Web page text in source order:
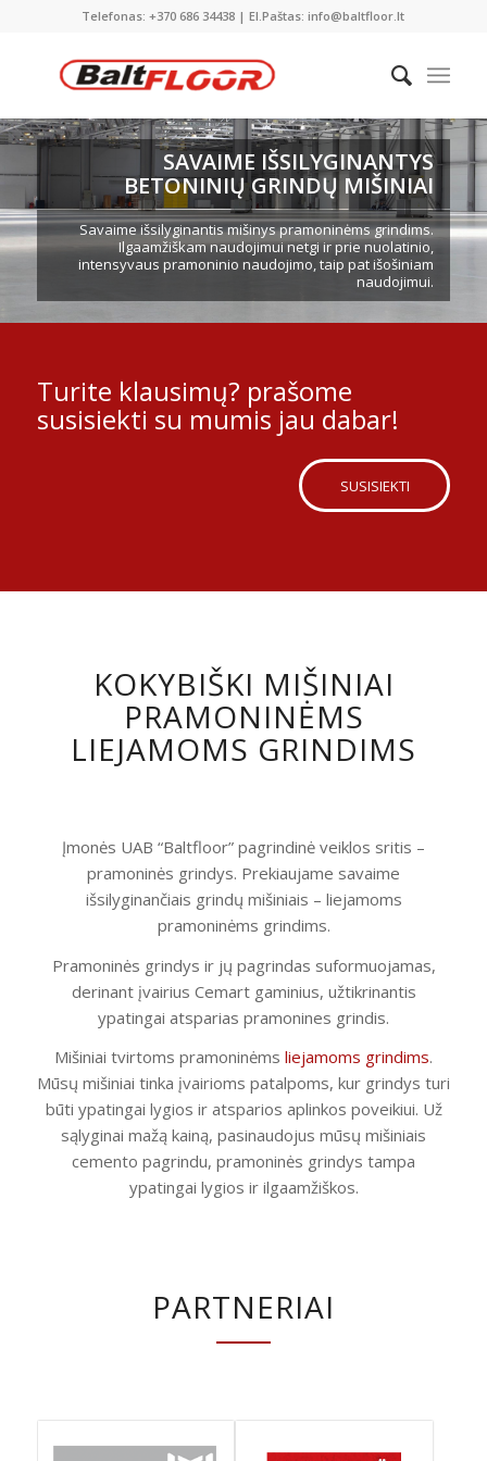
Telefonas: +370 686 34438 | El.Paštas: info@baltfloor.lt
SAVAIME IŠSILYGINANTYS
BETONINIŲ GRINDŲ MIŠINIAI
Savaime išsilyginantis mišinys pramoninėms grindims.
Ilgaamžiškam naudojimui netgi ir prie nuolatinio,
intensyvaus pramoninio naudojimo, taip pat išošiniam
naudojimui.
Turite klausimų? prašome
susisiekti su mumis jau dabar!
SUSISIEKTI
KOKYBIŠKI MIŠINIAI
PRAMONINĖMS
LIEJAMOMS GRINDIMS
Įmonės UAB “Baltfloor” pagrindinė veiklos sritis –
pramoninės grindys. Prekiaujame savaime
išsilyginančiais grindų mišiniais – liejamoms
pramoninėms grindims.
Pramoninės grindys ir jų pagrindas suformuojamas,
derinant įvairius Cemart gaminius, užtikrinantis
ypatingai atsparias pramonines grindis.
Mišiniai tvirtoms pramoninėms liejamoms grindims.
Mūsų mišiniai tinka įvairioms patalpoms, kur grindys turi
būti ypatingai lygios ir atsparios aplinkos poveikiui. Už
sąlyginai mažą kainą, pasinaudojus mūsų mišiniais
cemento pagrindu, pramoninės grindys tampa
ypatingai lygios ir ilgaamžiškos.
PARTNERIAI